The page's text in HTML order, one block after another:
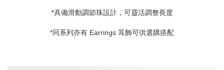
*具備滑動調節珠設計，可靈活調整長度
*同系列亦有 Earrings 耳飾可供選購搭配